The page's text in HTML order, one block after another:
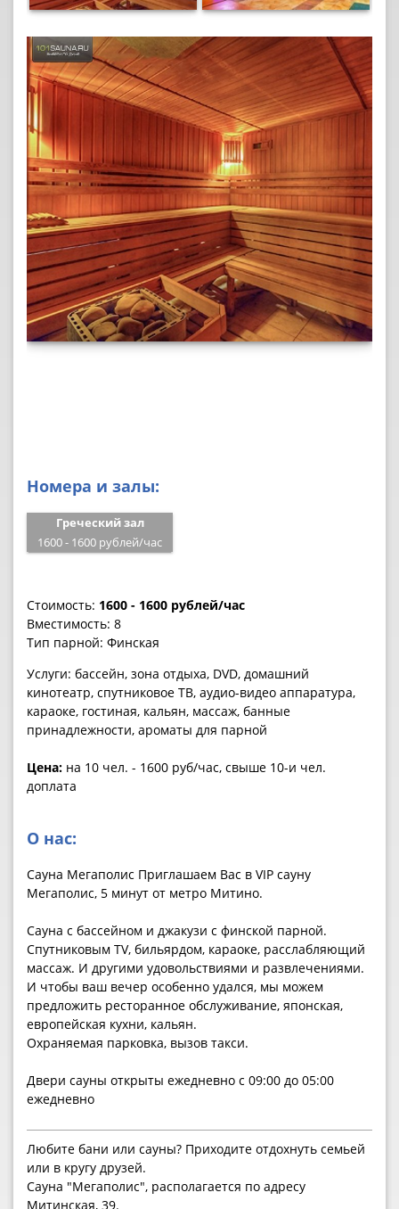
Номера и залы:
Греческий зал
1600 - 1600 рублей/час
Стоимость: 1600 - 1600 рублей/час
Вместимость: 8
Тип парной: Финская
Услуги: бассейн, зона отдыха, DVD, домашний
кинотеатр, спутниковое ТВ, аудио-видео аппаратура,
караоке, гостиная, кальян, массаж, банные
принадлежности, ароматы для парной
Цена: на 10 чел. - 1600 руб/час, свыше 10-и чел.
доплата
О нас:
Сауна Мегаполис Приглашаем Вас в VIP сауну
Мегаполис, 5 минут от метро Митино.
Сауна с бассейном и джакузи с финской парной.
Спутниковым TV, бильярдом, караоке, расслабляющий
массаж. И другими удовольствиями и развлечениями.
И чтобы ваш вечер особенно удался, мы можем
предложить ресторанное обслуживание, японская,
европейская кухни, кальян.
Охраняемая парковка, вызов такси.
Двери сауны открыты ежедневно с 09:00 до 05:00
ежедневно
Любите бани или сауны? Приходите отдохнуть семьей
или в кругу друзей.
Сауна "Мегаполис", располагается по адресу
Митинская, 39.